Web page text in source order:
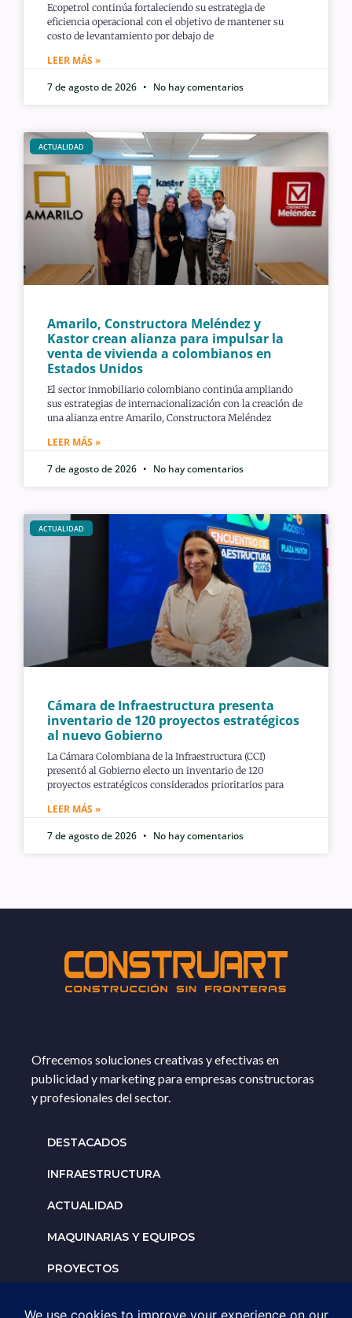
Ecopetrol continúa fortaleciendo su estrategia de
eficiencia operacional con el objetivo de mantener su
costo de levantamiento por debajo de
LEER MÁS »
7 de agosto de 2026
No hay comentarios
ACTUALIDAD
Amarilo, Constructora Meléndez y
Kastor crean alianza para impulsar la
venta de vivienda a colombianos en
Estados Unidos
El sector inmobiliario colombiano continúa ampliando
sus estrategias de internacionalización con la creación de
una alianza entre Amarilo, Constructora Meléndez
LEER MÁS »
7 de agosto de 2026
No hay comentarios
ACTUALIDAD
Cámara de Infraestructura presenta
inventario de 120 proyectos estratégicos
al nuevo Gobierno
La Cámara Colombiana de la Infraestructura (CCI)
presentó al Gobierno electo un inventario de 120
proyectos estratégicos considerados prioritarios para
LEER MÁS »
7 de agosto de 2026
No hay comentarios
Ofrecemos soluciones creativas y efectivas en
publicidad y marketing para empresas constructoras
y profesionales del sector.
DESTACADOS
INFRAESTRUCTURA
ACTUALIDAD
MAQUINARIAS Y EQUIPOS
PROYECTOS